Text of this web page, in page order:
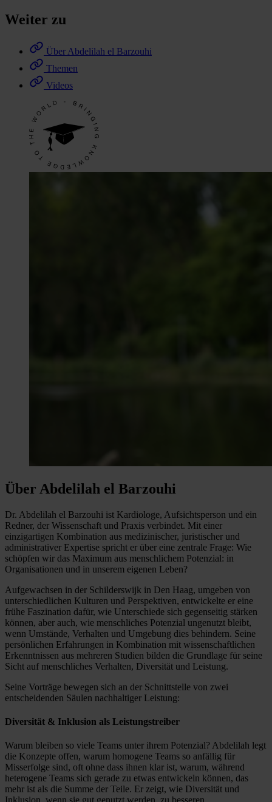
Weiter zu
Über Abdelilah el Barzouhi
Themen
Videos
Über Abdelilah el Barzouhi
Dr. Abdelilah el Barzouhi ist Kardiologe, Aufsichtsperson und ein
Redner, der Wissenschaft und Praxis verbindet. Mit einer
einzigartigen Kombination aus medizinischer, juristischer und
administrativer Expertise spricht er über eine zentrale Frage: Wie
schöpfen wir das Maximum aus menschlichem Potenzial: in
Organisationen und in unserem eigenen Leben?
Aufgewachsen in der Schilderswijk in Den Haag, umgeben von
unterschiedlichen Kulturen und Perspektiven, entwickelte er eine
frühe Faszination dafür, wie Unterschiede sich gegenseitig stärken
können, aber auch, wie menschliches Potenzial ungenutzt bleibt,
wenn Umstände, Verhalten und Umgebung dies behindern. Seine
persönlichen Erfahrungen in Kombination mit wissenschaftlichen
Erkenntnissen aus mehreren Studien bilden die Grundlage für seine
Sicht auf menschliches Verhalten, Diversität und Leistung.
Seine Vorträge bewegen sich an der Schnittstelle von zwei
entscheidenden Säulen nachhaltiger Leistung:
Diversität & Inklusion als Leistungstreiber
Warum bleiben so viele Teams unter ihrem Potenzial? Abdelilah legt
die Konzepte offen, warum homogene Teams so anfällig für
Misserfolge sind, oft ohne dass ihnen klar ist, warum, während
heterogene Teams sich gerade zu etwas entwickeln können, das
mehr ist als die Summe der Teile. Er zeigt, wie Diversität und